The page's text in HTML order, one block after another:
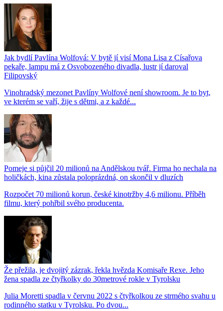
Jak bydlí Pavlína Wolfová: V bytě jí visí Mona Lisa z Císařova
pekaře, lampu má z Osvobozeného divadla, lustr jí daroval
Filipovský
Vinohradský mezonet Pavlíny Wolfové není showroom. Je to byt,
ve kterém se vaří, žije s dětmi, a z každé...
Pomeje si půjčil 20 milionů na Andělskou tvář. Firma ho nechala na
holičkách, kina zůstala poloprázdná, on skončil v dluzích
Rozpočet 70 milionů korun, české kinotržby 4,6 milionu. Příběh
filmu, který pohřbil svého producenta.
Že přežila, je dvojitý zázrak, řekla hvězda Komisaře Rexe. Jeho
žena spadla ze čtyřkolky do 30metrové rokle v Tyrolsku
Julia Moretti spadla v červnu 2022 s čtyřkolkou ze strmého svahu u
rodinného statku v Tyrolsku. Po dvou...